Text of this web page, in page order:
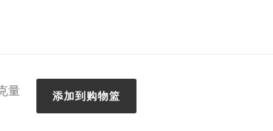
量 添加到购物篮